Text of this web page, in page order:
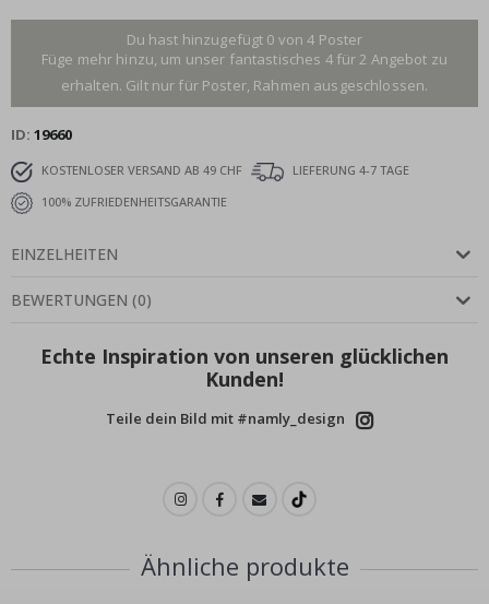
Du hast hinzugefügt 0 von 4 Poster
Füge mehr hinzu, um unser fantastisches 4 für 2 Angebot zu
erhalten. Gilt nur für Poster, Rahmen ausgeschlossen.
ID 19660
KOSTENLOSER VERSAND AB 49 CHF
LIEFERUNG 4-7 TAGE
100% ZUFRIEDENHEITSGARANTIE
EINZELHEITEN
BEWERTUNGEN (0)
Echte Inspiration von unseren glücklichen
Kunden!
Teile dein Bild mit #namly_design
Ähnliche produkte